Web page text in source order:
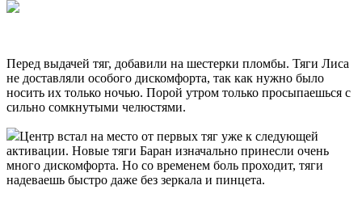
Перед выдачей тяг, добавили на шестерки пломбы. Тяги Лиса
не доставляли особого дискомфорта, так как нужно было
носить их только ночью. Порой утром только просыпаешься с
сильно сомкнутыми челюстями.
Центр встал на место от первых тяг уже к следующей
активации. Новые тяги Баран изначально принесли очень
много дискомфорта. Но со временем боль проходит, тяги
надеваешь быстро даже без зеркала и пинцета.